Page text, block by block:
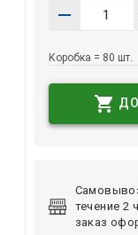
Коробка = 80 шт.
течение 2
заказ